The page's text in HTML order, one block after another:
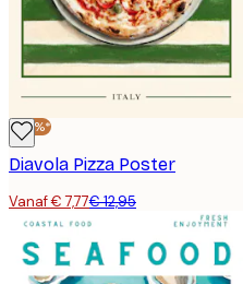
-40%*
Diavola Pizza Poster
Vanaf € 7,77€ 12,95